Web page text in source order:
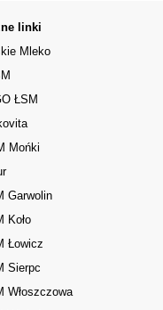
linki
Mleko
ŁSM
Mońki
Garwolin
Koło
Łowicz
Sierpc
Włoszczowa